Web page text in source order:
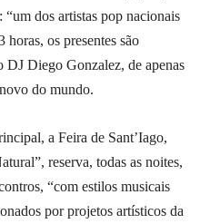
dos artistas pop nacionais
horas, os presentes são
DJ Diego Gonzalez, de apenas
do mundo.
a Feira de Sant’Iago,
reserva, todas as noites,
“com estilos musicais
por projetos artísticos da